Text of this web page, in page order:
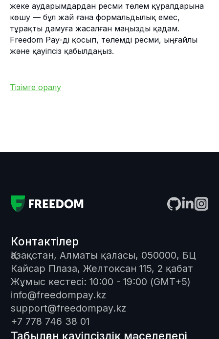
жеке аударымдардан ресми төлем құралдарына
көшу — бұл жай ғана формальдылық емес,
тұрақты дамуға жасалған маңызды қадам.
Freedom Pay-ді қосып, төлемді ресми, ыңғайлы
және қауіпсіз қабылдаңыз.
Тізімге оралу